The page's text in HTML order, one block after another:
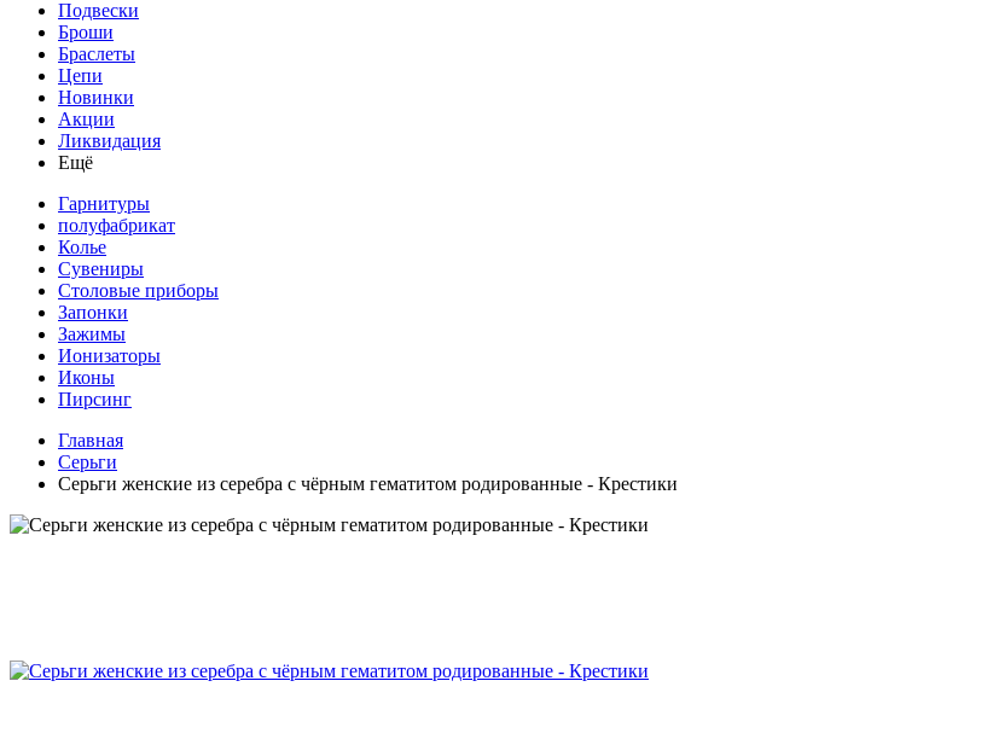
Подвески
Броши
Браслеты
Цепи
Новинки
Акции
Ликвидация
Ещё
Гарнитуры
полуфабрикат
Колье
Сувениры
Столовые приборы
Запонки
Зажимы
Ионизаторы
Иконы
Пирсинг
Главная
Серьги
Серьги женские из серебра с чёрным гематитом родированные - Крестики